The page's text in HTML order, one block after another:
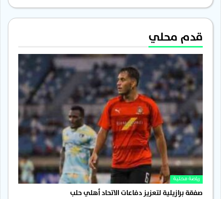
قدم محلي
رياضة محلية
صفقة برازيلية لتعزيز دفاعات الاتحاد أهلي حلب